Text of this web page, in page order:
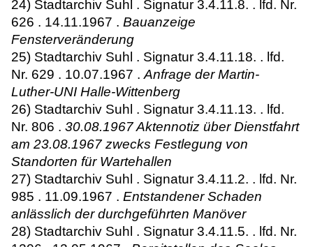
24) Stadtarchiv Suhl . Signatur 3.4.11.8. . lfd. Nr.
626 . 14.11.1967 . Bauanzeige
Fensterveränderung
25) Stadtarchiv Suhl . Signatur 3.4.11.18. . lfd.
Nr. 629 . 10.07.1967 .Anfrage der Martin-
Luther-UNI Halle-Wittenberg
26) Stadtarchiv Suhl . Signatur 3.4.11.13. . lfd.
Nr. 806 .30.08.1967 Aktennotiz über Dienstfahrt
am 23.08.1967 zwecks Festlegung von
Standorten für Wartehallen
27) Stadtarchiv Suhl . Signatur 3.4.11.2. . lfd. Nr.
985 . 11.09.1967 .Entstandener Schaden
anlässlich der durchgeführten Manöver
28) Stadtarchiv Suhl . Signatur 3.4.11.5. . lfd. Nr.